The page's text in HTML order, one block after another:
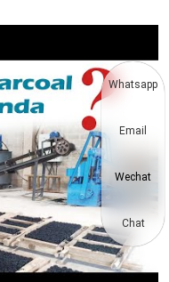
Whatsapp
Email
Wechat
Chat